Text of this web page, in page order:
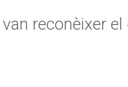
reconèixer